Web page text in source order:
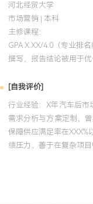
河北经贸大学
市场营销 | 本科
主修课程：
GPA X.XX/4.0（专业排
撰写，报告结论被用于
[自我评价]
行业经验：X年汽车后市
需求分析与方案定制，
保障供应满足率在
绩压力，善于在复杂项